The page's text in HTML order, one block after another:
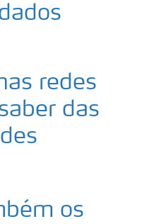
redes
das
os